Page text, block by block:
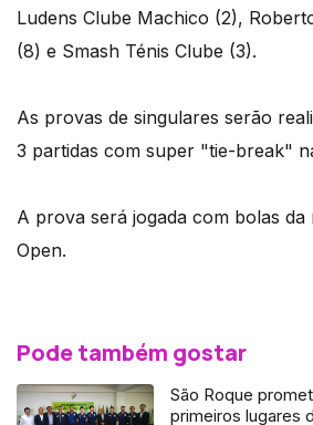
Ludens Clube Machico (2),
(8) e Smash Ténis Clube (3).
As provas de singulares serão
3 partidas com super "tie-break"
A prova será jogada com bolas da
Open.
Pode também gostar
São Roque
primeiros lugares